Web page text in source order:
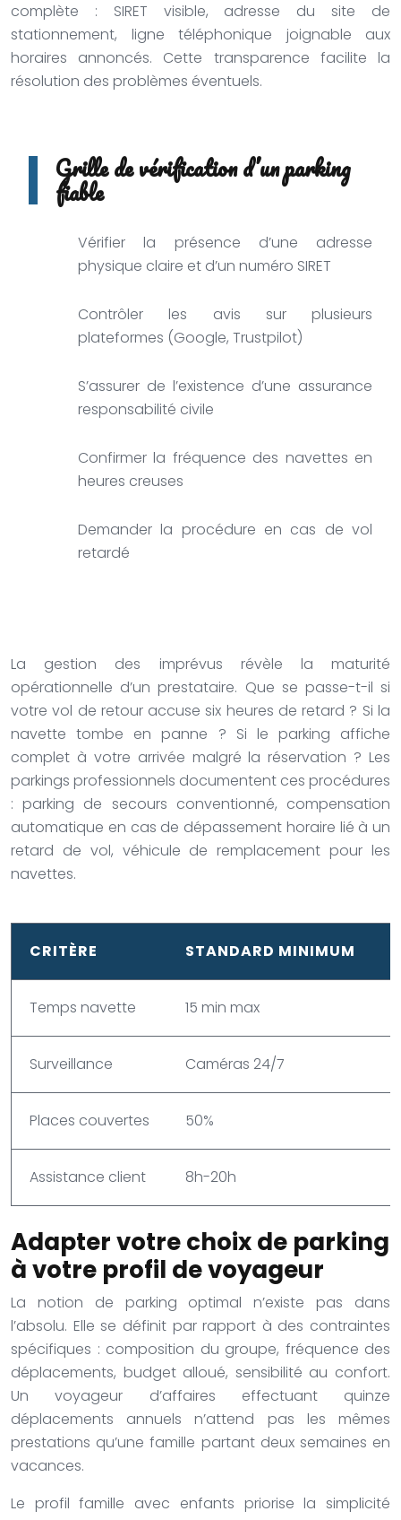
complète : SIRET visible, adresse du site de
stationnement, ligne téléphonique joignable aux
horaires annoncés. Cette transparence facilite la
résolution des problèmes éventuels.
Grille de vérification d’un parking
fiable
Vérifier la présence d’une adresse
physique claire et d’un numéro SIRET
Contrôler les avis sur plusieurs
plateformes (Google, Trustpilot)
S’assurer de l’existence d’une assurance
responsabilité civile
Confirmer la fréquence des navettes en
heures creuses
Demander la procédure en cas de vol
retardé
La gestion des imprévus révèle la maturité
opérationnelle d’un prestataire. Que se passe-t-il si
votre vol de retour accuse six heures de retard ? Si la
navette tombe en panne ? Si le parking affiche
complet à votre arrivée malgré la réservation ? Les
parkings professionnels documentent ces procédures
: parking de secours conventionné, compensation
automatique en cas de dépassement horaire lié à un
retard de vol, véhicule de remplacement pour les
navettes.
CRITÈRE STANDARD MINIMUM
Temps navette 15 min max
Surveillance Caméras 24/7
Places couvertes 50%
Assistance client 8h-20h
Adapter votre choix de parking
à votre profil de voyageur
La notion de parking optimal n’existe pas dans
l’absolu. Elle se définit par rapport à des contraintes
spécifiques : composition du groupe, fréquence des
déplacements, budget alloué, sensibilité au confort.
Un voyageur d’affaires effectuant quinze
déplacements annuels n’attend pas les mêmes
prestations qu’une famille partant deux semaines en
vacances.
Le profil famille avec enfants priorise la simplicité